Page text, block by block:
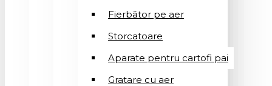
Fierbător pe aer
Storcatoare
Aparate pentru cartofi pai
Gratare cu aer